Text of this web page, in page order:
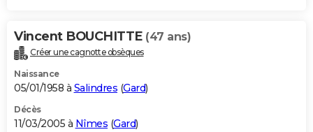
Vincent BOUCHITTE (47 ans)
Créer une cagnotte obsèques
Naissance
05/01/1958 à Salindres (Gard)
Décès
11/03/2005 à Nîmes (Gard)